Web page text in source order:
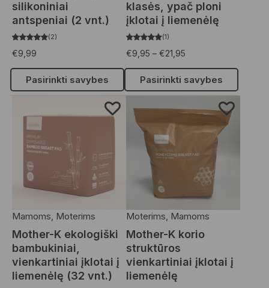
silikoniniai
antspeniai (2 vnt.)
2
€9,99
Pasirinkti savybes
klasės, ypač ploni
įklotai į liemenėlę
1
€9,95 – €21,95
Pasirinkti savybes
Mamoms, Moterims
Mother-K ekologiški
bambukiniai,
vienkartiniai įklotai į
liemenėlę (32 vnt.)
Moterims, Mamoms
Mother-K korio
struktūros
vienkartiniai įklotai į
liemenėlę